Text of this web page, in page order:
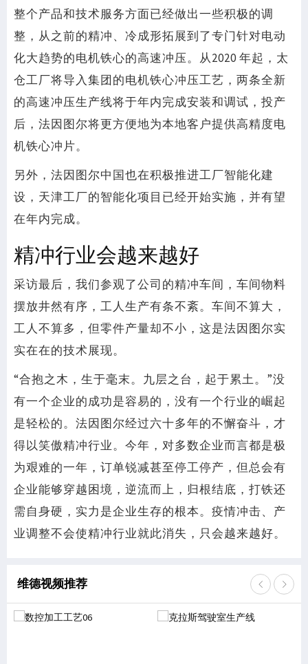
整个产品和技术服务方面已经做出一些积极的调
整，从之前的精冲、冷成形拓展到了专门针对电动
化大趋势的电机铁心的高速冲压。从2020 年起，太
仓工厂将导入集团的电机铁心冲压工艺，两条全新
的高速冲压生产线将于年内完成安装和调试，投产
后，法因图尔将更方便地为本地客户提供高精度电
机铁心冲片。
另外，法因图尔中国也在积极推进工厂智能化建
设，天津工厂的智能化项目已经开始实施，并有望
在年内完成。
精冲行业会越来越好
采访最后，我们参观了公司的精冲车间，车间物料
摆放井然有序，工人生产有条不紊。车间不算大，
工人不算多，但零件产量却不小，这是法因图尔实
实在在的技术展现。
“合抱之木，生于毫末。九层之台，起于累土。”没
有一个企业的成功是容易的，没有一个行业的崛起
是轻松的。法因图尔经过六十多年的不懈奋斗，才
得以笑傲精冲行业。今年，对多数企业而言都是极
为艰难的一年，订单锐减甚至停工停产，但总会有
企业能够穿越困境，逆流而上，归根结底，打铁还
需自身硬，实力是企业生存的根本。疫情冲击、产
业调整不会使精冲行业就此消失，只会越来越好。
维德视频推荐